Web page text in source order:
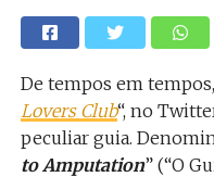
De tempos em
Lovers Club“, no
peculiar guia.
to Amputation” (“O